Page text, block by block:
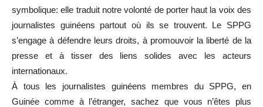
symbolique: elle traduit notre volonté de porter haut la voix des
journalistes guinéens partout où ils se trouvent. Le SPPG
s’engage à défendre leurs droits, à promouvoir la liberté de la
presse et à tisser des liens solides avec les acteurs
internationaux.
À tous les journalistes guinéens membres du SPPG, en
Guinée comme à l’étranger, sachez que vous n’êtes plus